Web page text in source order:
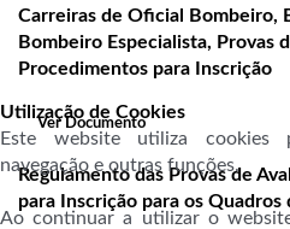
Carreiras de Oficial Bombeiro,
Bombeiro Especialista, Provas
Procedimentos para Inscrição
Ver Documento
Regulamento das Provas de
para Inscrição para os Quadros
Utilização de Cookies
Este website utiliza cookies
navegação e outras funções.
Ao continuar a utilizar o